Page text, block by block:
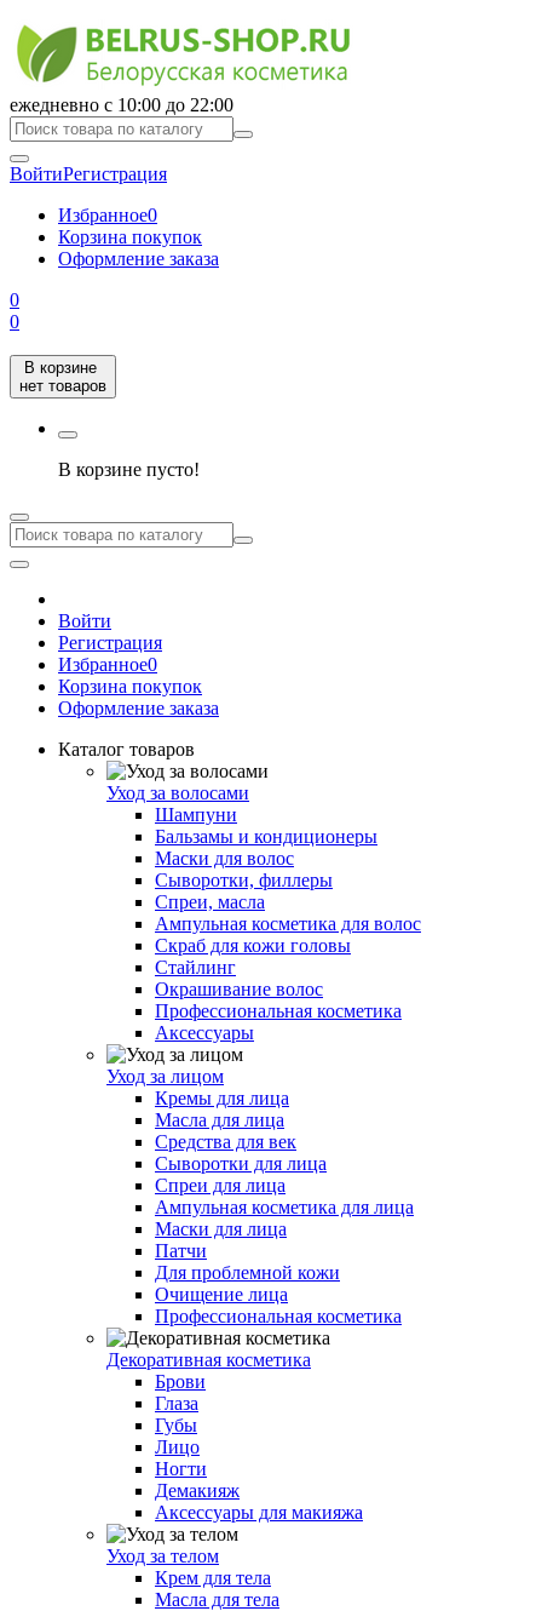
ежедневно с 10:00 до 22:00
ВойтиРегистрация
Избранное0
Корзина покупок
Оформление заказа
0
0
В корзине
нет товаров
В корзине пусто!
Войти
Регистрация
Избранное0
Корзина покупок
Оформление заказа
Каталог товаров
Уход за волосами
Шампуни
Бальзамы и кондиционеры
Маски для волос
Сыворотки, филлеры
Спреи, масла
Ампульная косметика для волос
Скраб для кожи головы
Стайлинг
Окрашивание волос
Профессиональная косметика
Аксессуары
Уход за лицом
Кремы для лица
Масла для лица
Средства для век
Сыворотки для лица
Спреи для лица
Ампульная косметика для лица
Маски для лица
Патчи
Для проблемной кожи
Очищение лица
Профессиональная косметика
Декоративная косметика
Брови
Глаза
Губы
Лицо
Ногти
Демакияж
Аксессуары для макияжа
Уход за телом
Крем для тела
Масла для тела